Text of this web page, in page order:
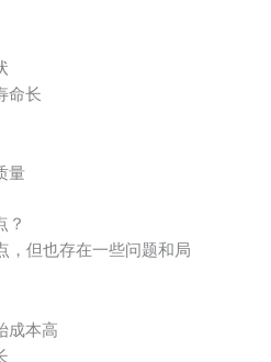
命长
量
？
，但也存在一些问题和局
成本高